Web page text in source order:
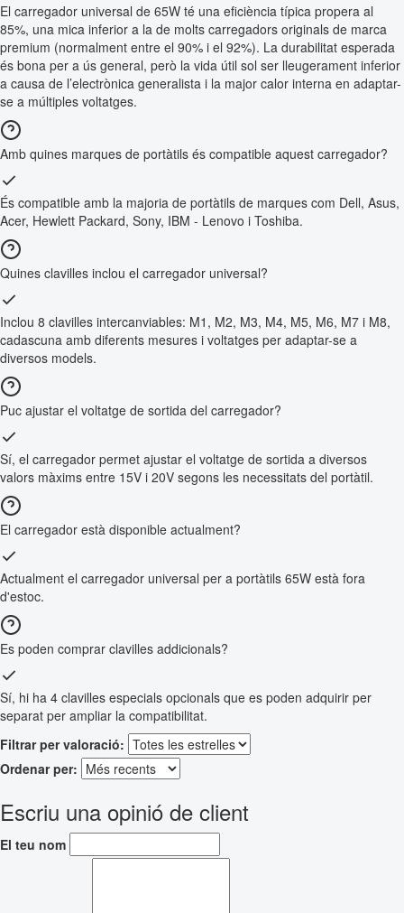
El carregador universal de 65W té una eficiència típica propera al
85%, una mica inferior a la de molts carregadors originals de marca
premium (normalment entre el 90% i el 92%). La durabilitat esperada
és bona per a ús general, però la vida útil sol ser lleugerament inferior
a causa de l’electrònica generalista i la major calor interna en adaptar-
se a múltiples voltatges.
Amb quines marques de portàtils és compatible aquest carregador?
És compatible amb la majoria de portàtils de marques com Dell, Asus,
Acer, Hewlett Packard, Sony, IBM - Lenovo i Toshiba.
Quines clavilles inclou el carregador universal?
Inclou 8 clavilles intercanviables: M1, M2, M3, M4, M5, M6, M7 i M8,
cadascuna amb diferents mesures i voltatges per adaptar-se a
diversos models.
Puc ajustar el voltatge de sortida del carregador?
Sí, el carregador permet ajustar el voltatge de sortida a diversos
valors màxims entre 15V i 20V segons les necessitats del portàtil.
El carregador està disponible actualment?
Actualment el carregador universal per a portàtils 65W està fora
d'estoc.
Es poden comprar clavilles addicionals?
Sí, hi ha 4 clavilles especials opcionals que es poden adquirir per
separat per ampliar la compatibilitat.
Filtrar per valoració:
Ordenar per:
Escriu una opinió de client
El teu nom